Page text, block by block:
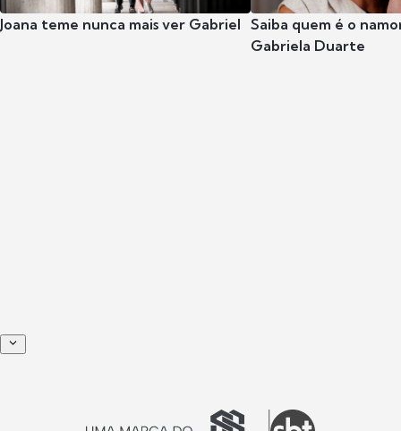
Joana teme nunca mais ver Gabriel Saiba quem é o
Gabriela Duarte